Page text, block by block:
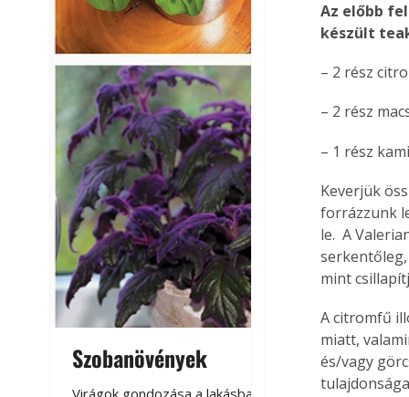
Szobanövények
Virágoskert:
teraszon,
Az előbb
készült
– 2 rész
– 2 rész
– 1 rész
Keverjük
forrázzunk
le.  A
mint
A citromfű
miatt,
és/vagy